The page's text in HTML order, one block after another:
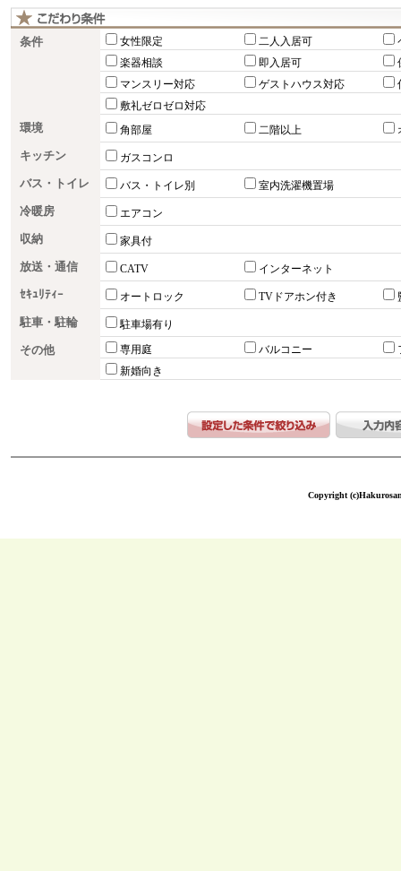
条件 女性限定 二人入居可
楽器相談
即入居可
マンスリー対応
ゲストハウス対応
敷礼ゼロゼロ対応
環境 角部屋 二階以上
キッチン ガスコンロ
バス・トイレ バス・トイレ別 室内洗濯機置場
冷暖房 エアコン
収納 家具付
放送・通信 CATV インターネット
ｾｷｭﾘﾃｨｰ オートロック TVドアホン付き
駐車・駐輪 駐車場有り
その他 専用庭 バルコニー
新婚向き
Copyright